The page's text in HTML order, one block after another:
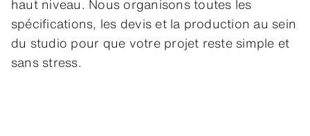
haut niveau. Nous organisons toutes les
spécifications, les devis et la production au sein
du studio pour que votre projet reste simple et
sans stress.